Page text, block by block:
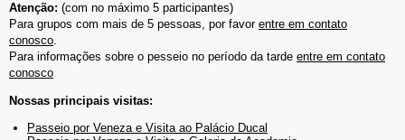
Atenção: (com no máximo 5 participantes)
Para grupos com mais de 5 pessoas, por favor entre em contato
conosco.
Para informações sobre o pesseio no período da tarde entre em contato
conosco
Nossas principais visitas:
Passeio por Veneza e Visita ao Palácio Ducal